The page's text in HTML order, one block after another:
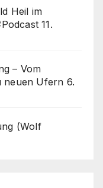
Heil im
11.
– Vom
neuen Ufern 6.
(Wolf